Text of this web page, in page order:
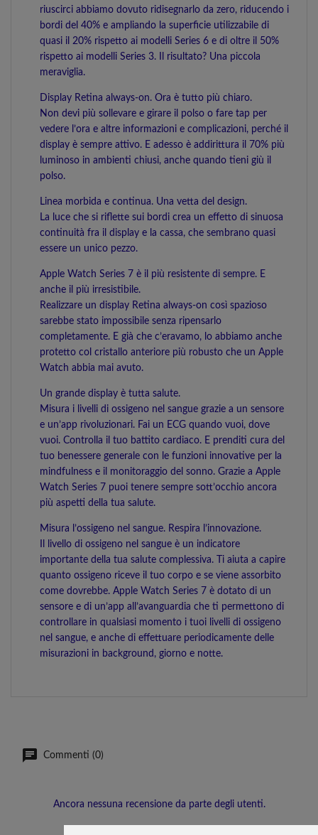
riuscirci abbiamo dovuto ridisegnarlo da zero, riducendo i
bordi del 40% e ampliando la superficie utilizzabile di
quasi il 20% rispetto ai modelli Series 6 e di oltre il 50%
rispetto ai modelli Series 3. Il risultato? Una piccola
meraviglia.
Display Retina always‑on. Ora è tutto più chiaro.
Non devi più sollevare e girare il polso o fare tap per
vedere l’ora e altre informazioni e complicazioni, perché il
display è sempre attivo. E adesso è addirittura il 70% più
luminoso in ambienti chiusi, anche quando tieni giù il
polso.
Linea morbida e continua. Una vetta del design.
La luce che si riflette sui bordi crea un effetto di sinuosa
continuità fra il display e la cassa, che sembrano quasi
essere un unico pezzo.
Apple Watch Series 7 è il più resistente di sempre. E
anche il più irresistibile.
Realizzare un display Retina always-on così spazioso
sarebbe stato impossibile senza ripensarlo
completamente. E già che c’eravamo, lo abbiamo anche
protetto col cristallo anteriore più robusto che un Apple
Watch abbia mai avuto.
Un grande display è tutta salute.
Misura i livelli di ossigeno nel sangue grazie a un sensore
e un’app rivoluzionari. Fai un ECG quando vuoi, dove
vuoi. Controlla il tuo battito cardiaco. E prenditi cura del
tuo benessere generale con le funzioni innovative per la
mindfulness e il monitoraggio del sonno. Grazie a Apple
Watch Series 7 puoi tenere sempre sott’occhio ancora
più aspetti della tua salute.
Misura l’ossigeno nel sangue. Respira l’innovazione.
Il livello di ossigeno nel sangue è un indicatore
importante della tua salute complessiva. Ti aiuta a capire
quanto ossigeno riceve il tuo corpo e se viene assorbito
come dovrebbe. Apple Watch Series 7 è dotato di un
sensore e di un’app all’avanguardia che ti permettono di
controllare in qualsiasi momento i tuoi livelli di ossigeno
nel sangue, e anche di effettuare periodicamente delle
misurazioni in background, giorno e notte.
Commenti (0)
Ancora nessuna recensione da parte degli utenti.